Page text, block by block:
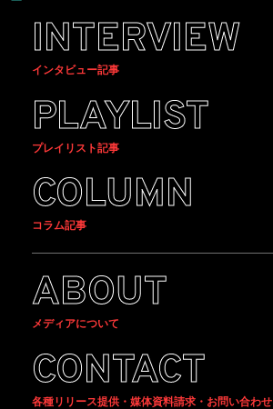
INTERVIEW
インタビュー記事
PLAYLIST
プレイリスト記事
COLUMN
コラム記事
ABOUT
メディアについて
CONTACT
各種リリース提供・媒体資料請求・お問い合わせ